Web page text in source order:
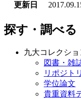
更新日
探す・調べる
九大コレクショ
図書・雑
リポジト
学位論文
貴重資料